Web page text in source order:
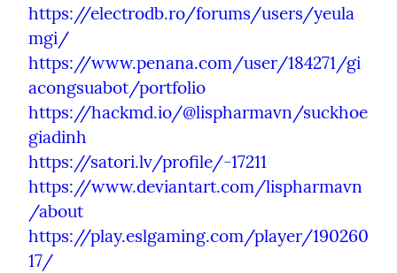
https://electrodb.ro/forums/users/yeula
mgi/
https://www.penana.com/user/184271/gi
acongsuabot/portfolio
https://hackmd.io/@lispharmavn/suckhoe
giadinh
https://satori.lv/profile/-17211
https://www.deviantart.com/lispharmavn
/about
https://play.eslgaming.com/player/190260
17/